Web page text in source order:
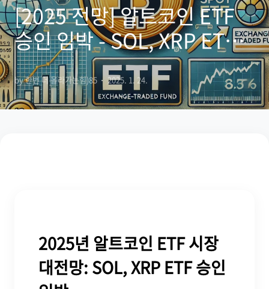
[2025 전망] 알트코인 ETF
승인 임박 - SOL, XRP ETF
최신 동향과 투자 전략
by 한번 더 올라가는힘)85 2025. 1. 24.
2025년 알트코인 ETF 시장
대전망: SOL, XRP ETF 승인